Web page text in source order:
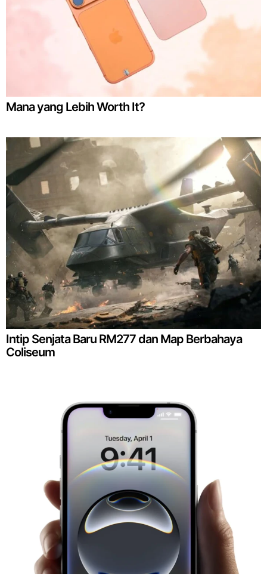
Mana yang Lebih Worth It?
Intip Senjata Baru RM277 dan Map Berbahaya
Coliseum